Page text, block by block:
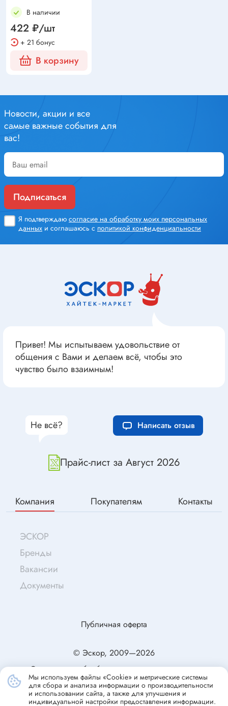
В наличии
422 ₽/шт
+ 21 бонус
В корзину
Новости, акции и все
самые важные события для
вас!
Подписаться
Я подтверждаю согласие на обработку моих персональных
данных и соглашаюсь с политикой конфиденциальности
Привет! Мы испытываем удовольствие от
общения с Вами и делаем всё, чтобы это
чувство было взаимным!
Прайс-лист за Август 2026
Не всё? Написать отзыв
Компания Покупателям Контакты
ЭСКОР
Бренды
Вакансии
Документы
© Эскор, 2009—2026
Согласие на обработку персональных данных
Политика конфиденциальности
Публичная оферта
Мы используем файлы «Cookie» и метрические системы
для сбора и анализа информации о производительности
и использовании сайта, а также для улучшения и
индивидуальной настройки предоставления информации.